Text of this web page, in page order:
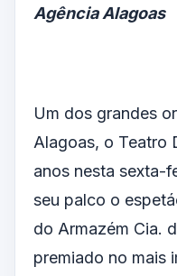
Agência Alagoas
Um dos grandes
Alagoas, o Teatro
anos nesta sexta-
seu palco o
do Armazém Cia.
premiado no mais